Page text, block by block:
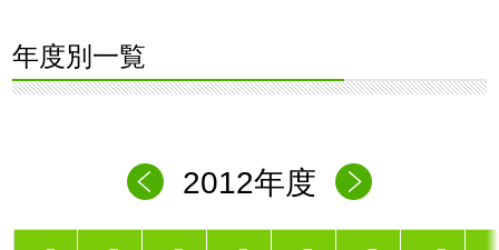
年度別一覧
2012年度